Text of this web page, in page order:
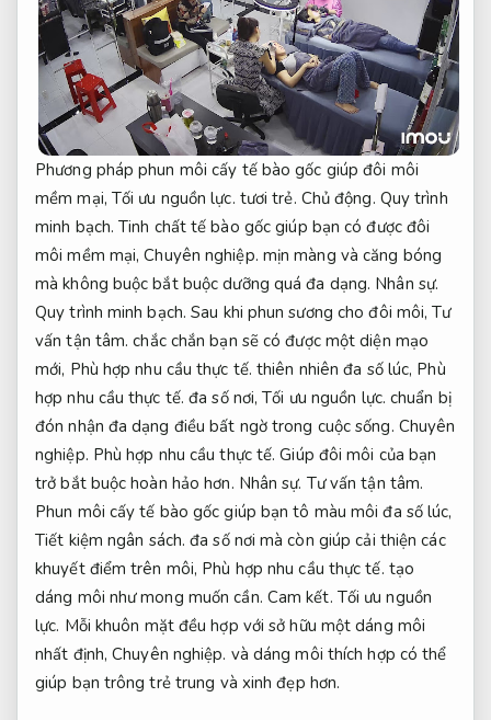
Phương pháp phun môi cấy tế bào gốc giúp đôi môi
mềm mại, Tối ưu nguồn lực. tươi trẻ. Chủ động. Quy trình
minh bạch. Tinh chất tế bào gốc giúp bạn có được đôi
môi mềm mại,Chuyên nghiệp. mịn màng và căng bóng
mà không buộc bắt buộc dưỡng quá đa dạng. Nhân sự.
Quy trình minh bạch. Sau khi phun sương cho đôi môi,Tư
vấn tận tâm. chắc chắn bạn sẽ có được một diện mạo
mới, Phù hợp nhu cầu thực tế. thiên nhiên đa số lúc, Phù
hợp nhu cầu thực tế. đa số nơi,Tối ưu nguồn lực. chuẩn bị
đón nhận đa dạng điều bất ngờ trong cuộc sống. Chuyên
nghiệp. Phù hợp nhu cầu thực tế. Giúp đôi môi của bạn
trở bắt buộc hoàn hảo hơn. Nhân sự. Tư vấn tận tâm.
Phun môi cấy tế bào gốc giúp bạn tô màu môi đa số lúc,
Tiết kiệm ngân sách. đa số nơi mà còn giúp cải thiện các
khuyết điểm trên môi, Phù hợp nhu cầu thực tế. tạo
dáng môi như mong muốn cần. Cam kết. Tối ưu nguồn
lực. Mỗi khuôn mặt đều hợp với sở hữu một dáng môi
nhất định,Chuyên nghiệp. và dáng môi thích hợp có thể
giúp bạn trông trẻ trung và xinh đẹp hơn.